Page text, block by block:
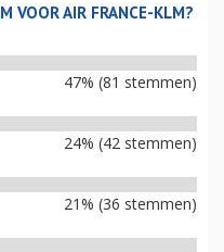
VOOR AIR FRANCE-KLM?
47% (81 stemmen)
24% (42 stemmen)
21% (36 stemmen)